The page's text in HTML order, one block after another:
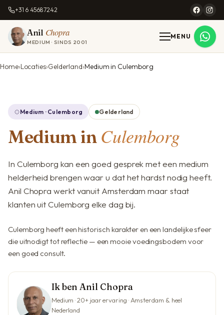
+31 6 45687242
Anil Chopra
MEDIUM · SINDS 2001
MENU
Home Locaties Gelderland Medium in Culemborg
Medium · Culemborg Gelderland
Medium in Culemborg
In Culemborg kan een goed gesprek met een medium
helderheid brengen waar u dat het hardst nodig heeft.
Anil Chopra werkt vanuit Amsterdam maar staat
klanten uit Culemborg elke dag bij.
Culemborg heeft een historisch karakter en een landelijke sfeer
die uitnodigt tot reflectie — een mooie voedingsbodem voor
een goed consult.
Ik ben Anil Chopra
Medium · 20+ jaar ervaring · Amsterdam & heel
Nederland